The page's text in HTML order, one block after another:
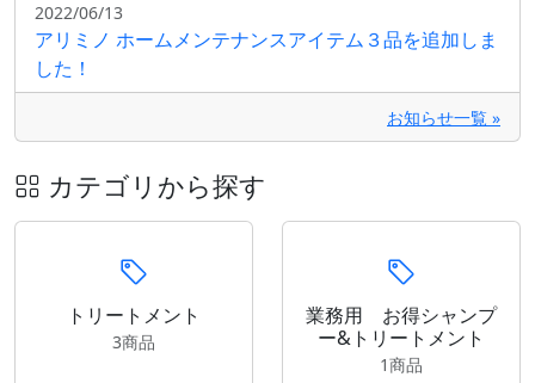
2022/06/13
アリミノ ホームメンテナンスアイテム３品を追加しま
した！
お知らせ一覧 »
カテゴリから探す
トリートメント
3商品
業務用 お得シャンプ
ー&トリートメント
1商品